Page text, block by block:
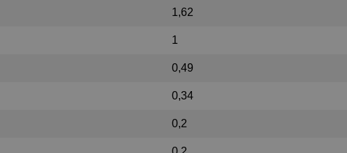
1,62
1
0,49
0,34
0,2